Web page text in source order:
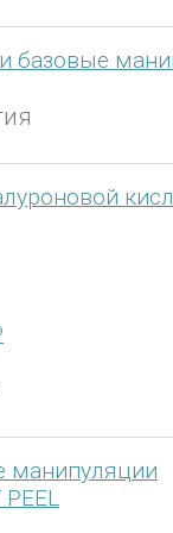
базовые
манипуляции